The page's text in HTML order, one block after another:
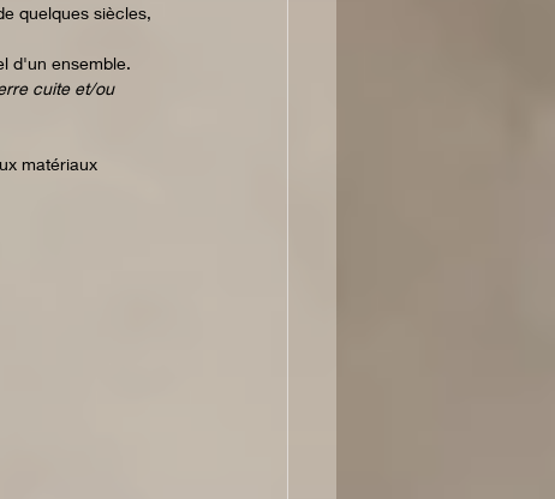
quelques siècles,
d'un ensemble.
cuite et/ou
matériaux